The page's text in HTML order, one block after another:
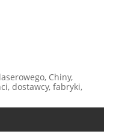
Chiny,
dostawcy, fabryki,